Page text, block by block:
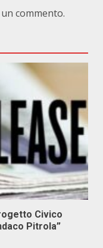
commento.
Civico
Pitrola”